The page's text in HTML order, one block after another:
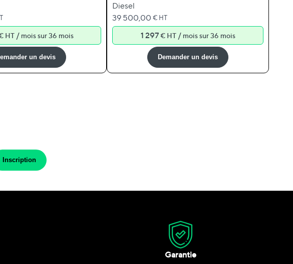
HT / mois sur 36 mois
un devis
Diesel
39 500,00 € HT
1 297€ HT / mois sur 36 mois
Demander un devis
:
Inscription
Garantie